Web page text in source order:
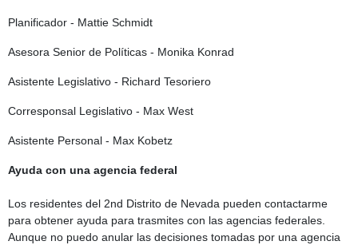
Planificador - Mattie Schmidt
Asesora Senior de Políticas - Monika Konrad
Asistente Legislativo - Richard Tesoriero
Corresponsal Legislativo - Max West
Asistente Personal - Max Kobetz
Ayuda con una agencia federal
Los residentes del 2nd Distrito de Nevada pueden contactarme
para obtener ayuda para trasmites con las agencias federales.
Aunque no puedo anular las decisiones tomadas por una agencia